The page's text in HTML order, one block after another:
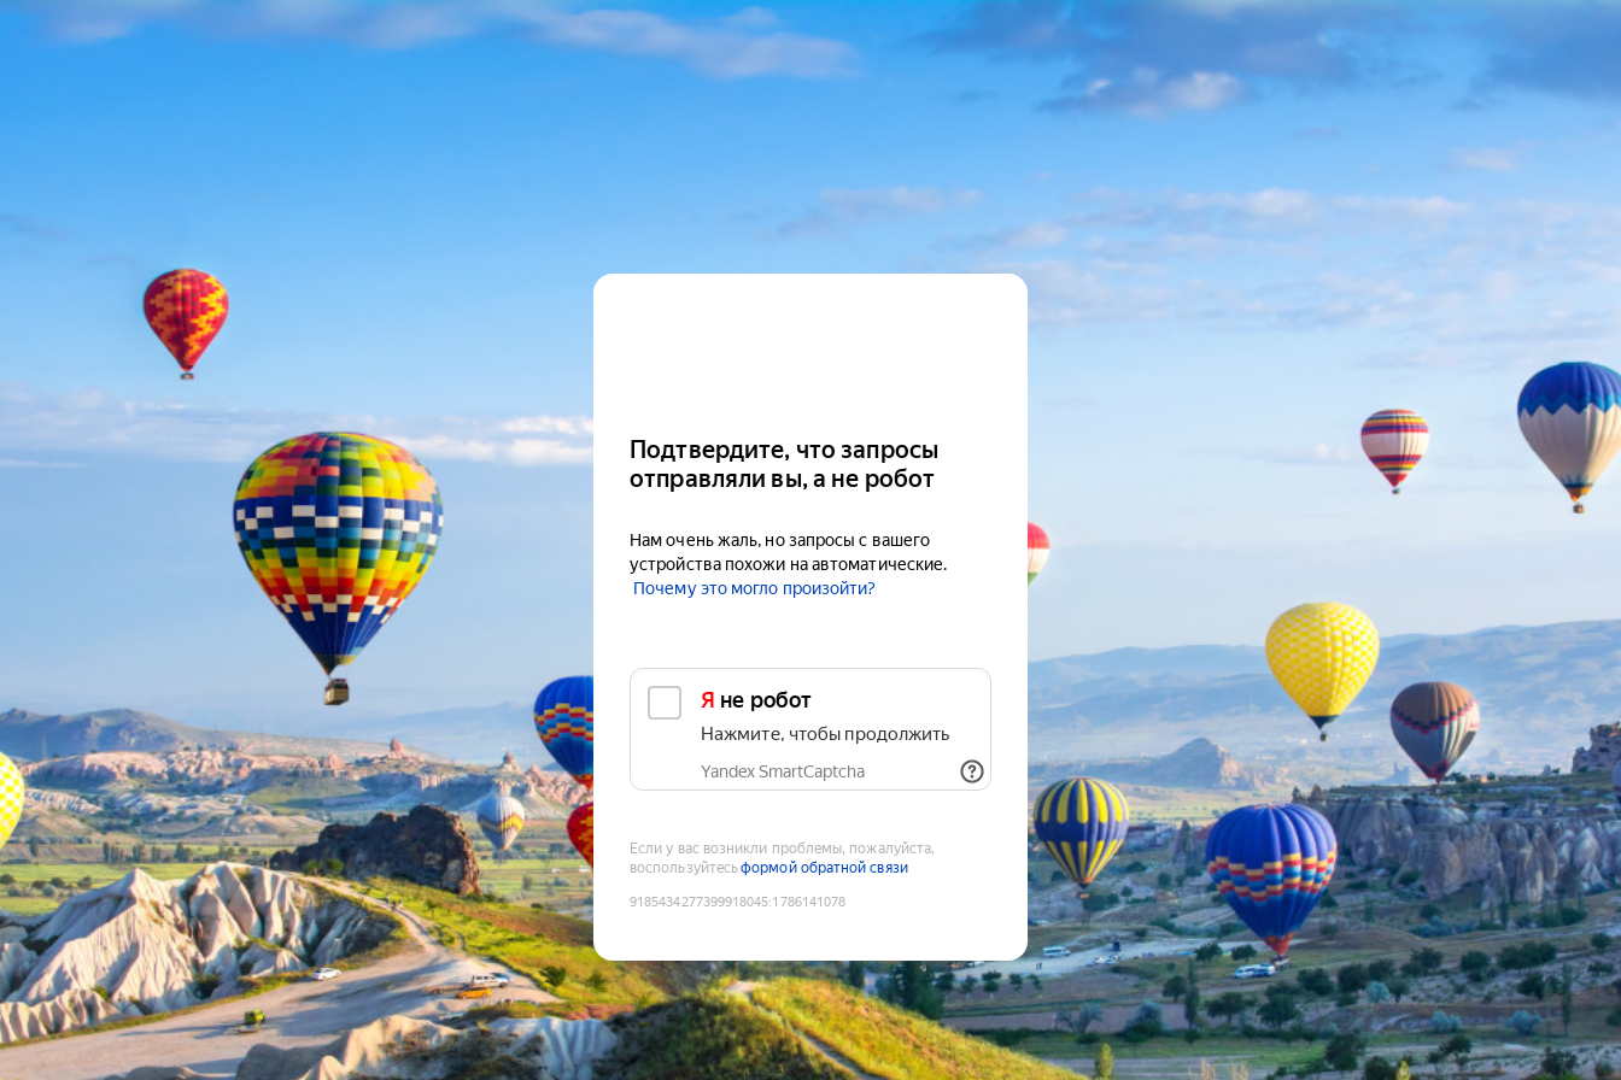
Подтвердите, что запросы
отправляли вы, а не робот
Нам очень жаль, но запросы с вашего
устройства похожи на автоматические.
Почему это могло произойти?
Я не робот
Нажмите, чтобы продолжить
Yandex SmartCaptcha
Если у вас возникли проблемы, пожалуйста,
воспользуйтесьформой обратной связи
9185434277399918045:1786141078